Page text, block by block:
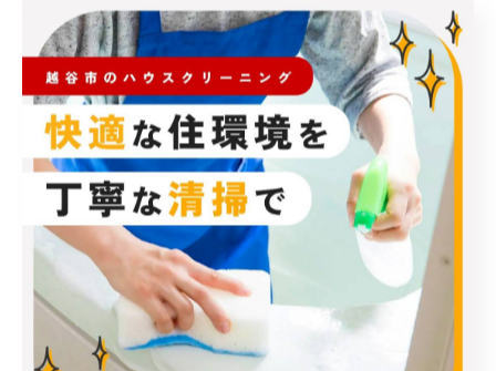
< 前のページ 一覧に戻る 次のページ >
関連タグ
#業務用エアコン